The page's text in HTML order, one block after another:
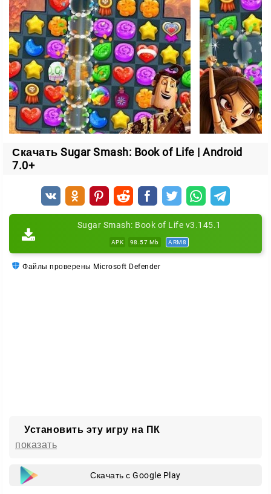
Скачать Sugar Smash: Book of Life | Android
7.0+
Sugar Smash: Book of Life v3.145.1
APK 98.57 Mb ARM8
Файлы проверены Microsoft Defender
Установить эту игру на ПК
показать
Скачать с Google Play